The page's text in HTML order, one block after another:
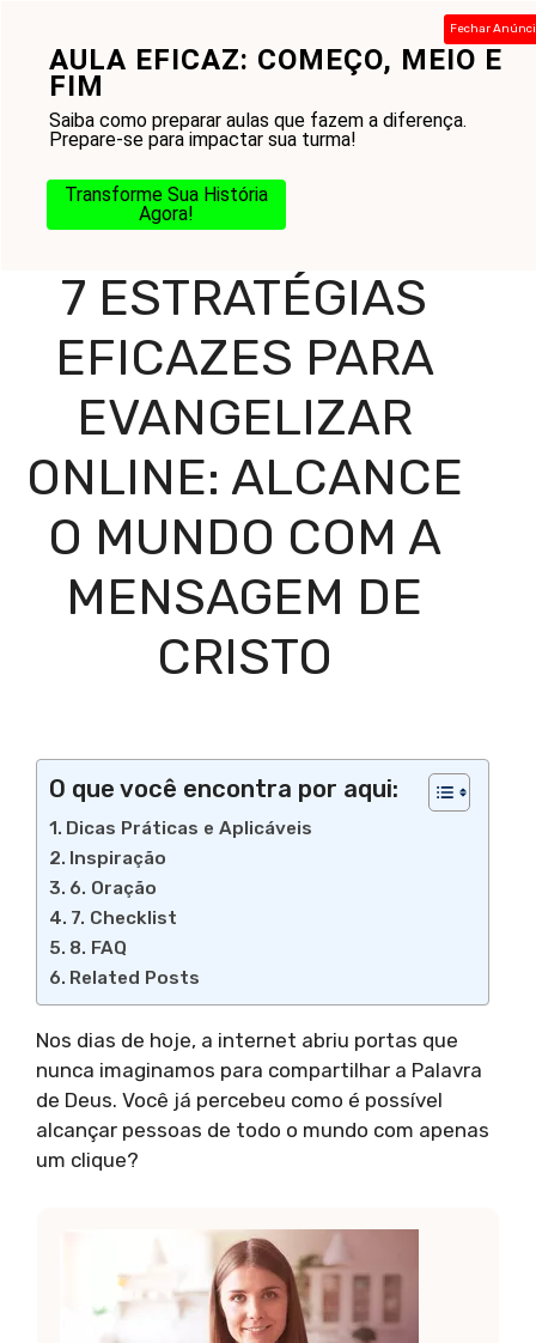
AULA EFICAZ: COMEÇO, MEIO E
FIM
Saiba como preparar aulas que fazem a diferença.
Prepare-se para impactar sua turma!
Transforme Sua História
Agora!
Fechar
conteúdo
Menu
Home-Blog-Missão e Evangelização
7 Estratégias Eficazes para Evangelizar Online: Alcance o
Mundo com a Mensagem de Cristo
7 ESTRATÉGIAS
EFICAZES PARA
EVANGELIZAR
ONLINE: ALCANCE
O MUNDO COM A
MENSAGEM DE
CRISTO
O que você encontra por aqui:
Dicas Práticas e Aplicáveis
Inspiração
6. Oração
7. Checklist
8. FAQ
Related Posts
Nos dias de hoje, a internet abriu portas que
nunca imaginamos para compartilhar a Palavra
de Deus. Você já percebeu como é possível
alcançar pessoas de todo o mundo com apenas
um clique?